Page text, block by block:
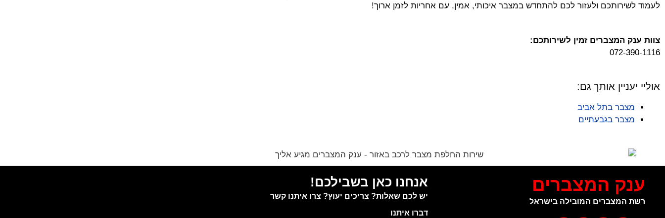
לעמוד לשירותכם ולעזור לכם להתחדש במצבר איכותי, אמין, עם אחריות לזמן ארוך!
צוות ענק המצברים זמין לשירותכם:
072-390-1116
אוליי יעניין אותך גם:
מצבר בתל אביב
מצבר בגבעתיים
ענק המצברים
רשת המצברים המובילה בישראל
אנחנו כאן בשבילכם!
יש לכם שאלות? צריכים יעוץ? צרו איתנו קשר
דברו איתנו